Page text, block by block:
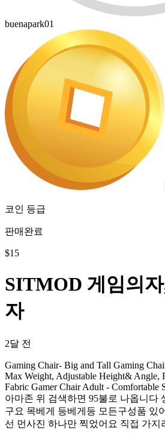
buenapark01
코인 등급
판매완료
$15
SITMOD 게임의
자
2달 전
Gaming Chair- Big and Tall Gaming
Max Weight, Adjustable Height& Angle,
Fabric Gamer Chair Adult - Comfortable
아마존 위 검색하면 95불로 나옵니다
구요 목베게 등베게등 모든구성품 있
선 먼사진 하나만 찍었어요 직접 가지